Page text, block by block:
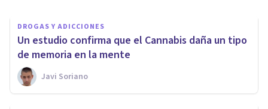
DROGAS Y ADICCIONES
Un estudio confirma que el Cannabis daña un tipo
de memoria en la mente
Javi Soriano